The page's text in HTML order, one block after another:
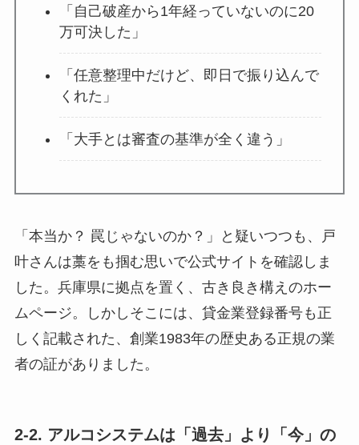
「自己破産から1年経っていないのに20
万可決した」
「任意整理中だけど、即日で振り込んで
くれた」
「大手とは審査の基準が全く違う」
「本当か？ 罠じゃないのか？」と疑いつつも、戸
叶さんは藁をも掴む思いで公式サイトを確認しま
した。兵庫県に拠点を置く、古き良き構えのホー
ムページ。しかしそこには、貸金業登録番号も正
しく記載された、創業1983年の歴史ある正規の業
者の証がありました。
2-2. アルコシステムは「過去」より「今」の